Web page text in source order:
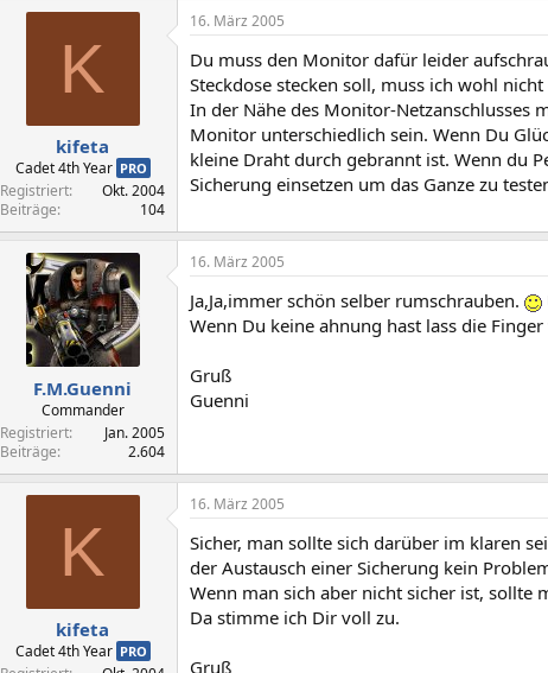
K
kifeta
Cadet 4th Year PRO
Registriert
Okt. 2004
Beiträge
104
16. März 2005
Du muss den Monitor dafür leider
Steckdose stecken soll, muss ich wohl
In der Nähe des Monitor-Netzanschlusses
Monitor unterschiedlich sein. Wenn Du
kleine Draht durch gebrannt ist. Wenn du
Sicherung einsetzen um das Ganze zu
F.M.Guenni
Commander
Registriert
Jan. 2005
Beiträge
2.604
16. März 2005
Ja,Ja,immer schön selber rumschrauben.
Wenn Du keine ahnung hast lass die
Gruß
Guenni
K
kifeta
Cadet 4th Year PRO
16. März 2005
Sicher, man sollte sich darüber im klaren
der Austausch einer Sicherung kein
Wenn man sich aber nicht sicher ist, sollte
Da stimme ich Dir voll zu.
Gruß